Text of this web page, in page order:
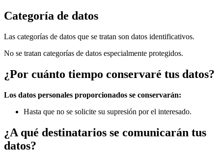
Categoría de datos
Las categorías de datos que se tratan son datos identificativos.
No se tratan categorías de datos especialmente protegidos.
¿Por cuánto tiempo conservaré tus datos?
Los datos personales proporcionados se conservarán:
Hasta que no se solicite su supresión por el interesado.
¿A qué destinatarios se comunicarán tus
datos?